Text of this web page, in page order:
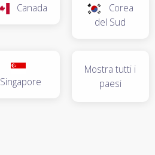
Canada
Corea
del Sud
Singapore
Mostra tutti i
paesi